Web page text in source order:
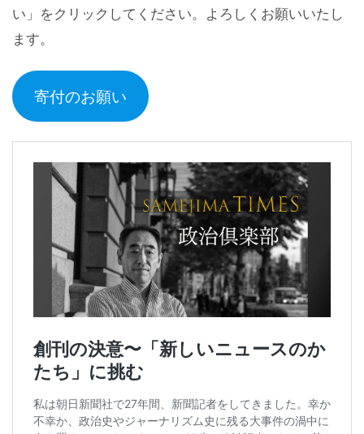
い」をクリックしてください。よろしくお願いいたし
ます。
寄付のお願い